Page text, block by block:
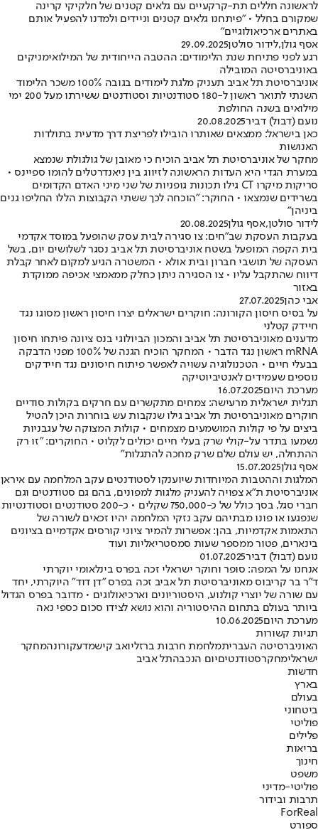
לראשונה חללים תת-קרקעיים עם גלאים קטנים של חלקיקי קרינה
שמקורם בחלל • "פיתחנו גלאים קטנים וניידים ולמדנו להפעיל אותם
באתרים ארכיאולוגיים"
אסף גולן,לידור סולטן29.09.2025
רגע לפני פתיחת שנת הלימודים: ההטבה הייחודית של המילואימניקים
באוניברסיטה המובילה
אוניברסיטת תל אביב תעניק מלגת לימודים בגובה 100% משכר הלימוד
השנתי לתואר ראשון ל-180 סטודנטיות וסטודנטים ששירתו מעל 200 ימי
מילואים בשנה החולפת
נועם (דבול) דביר20.08.2025
כאן בישראל: ממצאים שאותרו הובילו לפריצת דרך מדעית בתולדות
האנושות
מחקר של אוניברסיטת תל אביב הוכיח כי מאובן של גולגולת שנמצא
במערת הגדי היא העדות הראשונה לזיווג בין ניאנדרטלים להומו ספיינס •
סריקות מיקרו CT גילו תכונות גופניות של שני מיני האדם הקדומים
בשרידים שנמצאו • החוקר: "הוכחה לכך ששתי הקבוצות הללו החליפו גנים
ביניהן"
לידור סולטן,אסף גולן20.08.2025
בעקבות העסקת שב"חים: צו סגירה לבית עסק שהופעל במוסד אקדמי
בית הקפה המופעל בשטח אוניברסיטת תל אביב נסגר לשלושים יום, בשל
העסקה של תושבי חברון ובית אולא • המשטרה הגיע למקום לאחר קבלת
דיווח שהתקבל עליו • צו הסגירה ניתן כחלק ממאמצי אכיפה ממוקדת
באזור
אבי כהן27.07.2025
על בסיס חיסון הקורונה: חוקרים ישראלים יצרו חיסון ראשון מסוגו נגד
חיידק קטלני
מדענים מאוניברסיטת תל אביב והמכון הביולוגי בנס ציונה פיתחו חיסון
mRNA ראשון נגד הדבר • המחקר הוכיח הגנה של 100% מפני הדבקה
בבעלי חיים • הטכנולוגיה עשויה לאפשר פיתוח חיסונים נגד חיידקים
נוספים שעמידים לאנטיביוטיקה
מערכת היום16.07.2025
תגלית ישראלית מרעישה: צמחים מתקשרים עם חרקים בקולות סודיים
חוקרים מאוניברסיטת תל אביב גילו שנקבות עש בוחרות היכן להטיל
ביצים על פי קולות המושמעים מצמחים • קולות המצוקה של עגבניות
נשמעו בתדר על-קולי שרק בעלי חיים יכולים לקלוט • החוקרים: "זו רק
ההתחלה, יש עולם שלם שרק מחכה להתגלות"
אסף גולן15.07.2025
המלגות וההטבות המיוחדות שיוענקו לסטודנטים עקב המלחמה עם איראן
אוניברסיטת ת"א צפויה להעניק מלגות למפונים, בהם גם סטודנטים וגם
חברי סגל, בסך כולל של כ-750,000 שקלים • כ-200 סטודנטים וסטודנטיות
שנפגעו או פונו מבתיהם עקב נזקי המלחמה יהיו זכאים לשורה של
התאמות אקדמיות, בהן: אפשרות להמיר ציוני קורסים אקדמיים בציונים
בינארים, פטור ממספר שעות סמסטריאליות ועוד
נועם (דבול) דביר01.07.2025
אנחנו על המפה: סופר וחוקר ישראלי זכה בפרס בינלאומי יוקרתי
ד"ר בר קריבוס מאוניברסיטת תל אביב זכה בפרס "דן דוד" היוקרתי, יחד
עם שורה של יוצרי קולנוע, היסטוריונים וארכיאולוגים • מדובר בפרס הגדול
ביותר בעולם בתחום ההיסטוריה והוא נושא לצידו סכום כספי נאה
מערכת היום10.06.2025
תגיות קשורות
האוניברסיטה העבריתמלחמת חרבות ברזליואב קישמדעקורונהמחקר
ישראלימחקרסטודנטיםיום הנכבהתל אביב
חדשות
בארץ
בעולם
ביטחוני
פוליטי
פלילים
בריאות
חינוך
משפט
פוליטי-מדיני
תרבות ובידור
ForReal
ספורט